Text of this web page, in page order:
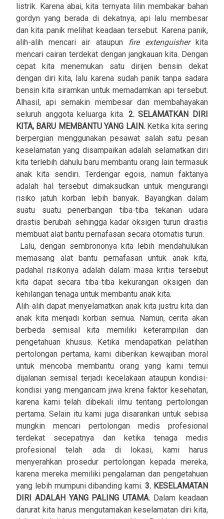
listrik. Karena abai, kita ternyata lilin membakar bahan
gordyn yang berada di dekatnya, api lalu membesar
dan kita panik melihat keadaan tersebut. Karena panik,
alih-alih mencari air ataupunfire extenguisher kita
mencari cairan terdekat dengan jangkauan kita. Dengan
cepat kita menemukan satu dirijen bensin dekat
dengan diri kita, lalu karena sudah panik tanpa sadara
bensin kita siramkan untuk memadamkan api tersebut.
Alhasil, api semakin membesar dan membahayakan
seluruh anggota keluarga kita. 2. SELAMATKAN DIRI
KITA, BARU MEMBANTU YANG LAIN.Ketika kita sering
berpergian menggunakan pesawat salah satu pesan
keselamatan yang disampaikan adalah selamatkan diri
kita terlebih dahulu baru membantu orang lain termasuk
anak kita sendiri. Terdengar egois, namun faktanya
adalah hal tersebut dimaksudkan untuk mengurangi
risiko jatuh korban lebih banyak. Bayangkan dalam
suatu suatu penerbangan tiba-tiba tekanan udara
drastis berubah sehingga kadar oksigen turun drastis
membuat alat bantu pernafasan secara otomatis turun.
Lalu, dengan sembrononya kita lebih mendahulukan
memasang alat bantu pernafasan untuk anak kita,
padahal risikonya adalah dalam masa kritis tersebut
kita dapat secara tiba-tiba kekurangan oksigen dan
kehilangan tenaga untuk membantu anak kita.
Alih-alih dapat menyelamatkan anak kita justru kita dan
anak kita menjadi korban semua. Namun, cerita akan
berbeda semisal kita memiliki keterampilan dan
pengetahuan khusus. Ketika mendapatkan pelatihan
pertolongan pertama, kami diberikan kewajiban moral
untuk mencoba membantu orang yang kami temui
dijalanan semisal terjadi kecelakaan ataupun kondisi-
kondisi yang mengancam jiwa krena faktor kesehatan,
karena kami telah dibekali ilmu tentang pertolongan
pertama. Selain itu kami juga disarankan untuk sebisa
mungkin mencari pertolongan medis profesional
terdekat secepatnya dan ketika tenaga medis
profesional telah ada di lokasi, kami harus
menyerahkan prosedur pertolongan kepada mereka,
karena mereka memiliki pengalaman dan pengetahuan
yang lebih mumpuni dibanding kami.3. KESELAMATAN
DIRI ADALAH YANG PALING UTAMA. Dalam keadaan
darurat kita harus mengutamakan keselamatan diri kita,